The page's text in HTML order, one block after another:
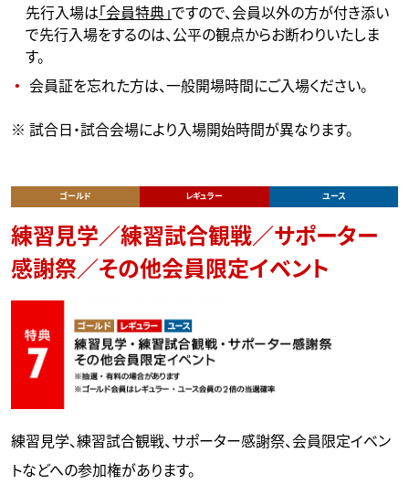
先行入場は「会員特典」ですので、会員以外の方が付き添い
で先行入場をするのは、公平の観点からお断わりいたしま
す。
会員証を忘れた方は、一般開場時間にご入場ください。
※ 試合日・試合会場により入場開始時間が異なります。
ゴールド レギュラー ユース
練習見学／練習試合観戦／サポーター
感謝祭／その他会員限定イベント
練習見学、練習試合観戦、サポーター感謝祭、会員限定イベン
トなどへの参加権があります。